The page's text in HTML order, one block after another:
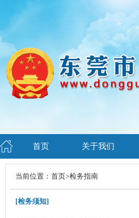
首页 关于我们
当前位置： 首页>检务指南
[检务须知]